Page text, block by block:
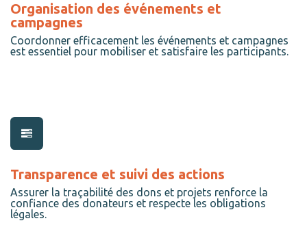
Organisation des événements et
campagnes
Coordonner efficacement les événements et campagnes
est essentiel pour mobiliser et satisfaire les participants.
Transparence et suivi des actions
Assurer la traçabilité des dons et projets renforce la
confiance des donateurs et respecte les obligations
légales.